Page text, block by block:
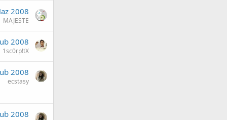
2008
MAJESTE
2008
1sc0rp!tX
2008
ecstasy
2008